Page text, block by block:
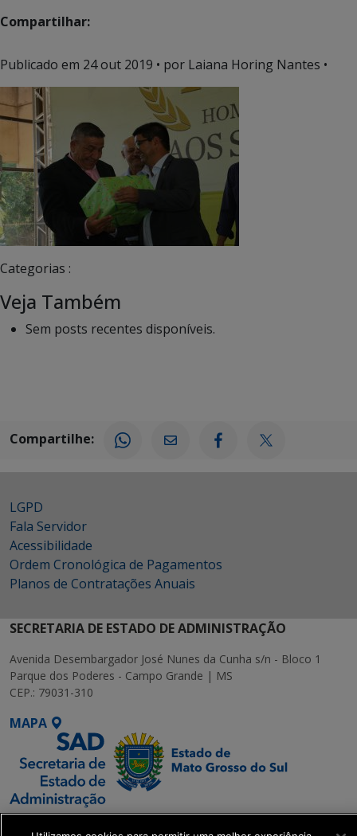
Compartilhar:
Publicado em 24 out 2019 • por Laiana Horing Nantes •
Categorias :
Veja Também
Sem posts recentes disponíveis.
Compartilhe:
LGPD
Fala Servidor
Acessibilidade
Ordem Cronológica de Pagamentos
Planos de Contratações Anuais
SECRETARIA DE ESTADO DE ADMINISTRAÇÃO
Avenida Desembargador José Nunes da Cunha s/n - Bloco 1
Parque dos Poderes - Campo Grande | MS
CEP.: 79031-310
MAPA